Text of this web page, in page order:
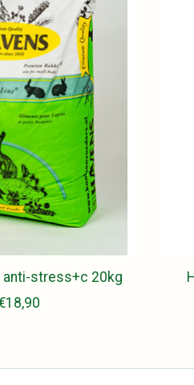
anti-stress+c 20kg